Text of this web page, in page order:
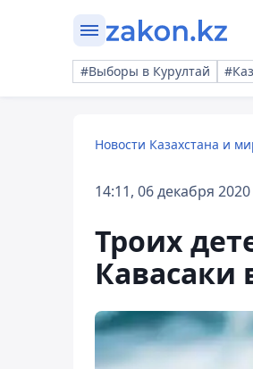
#Выборы в Курултай
Новости Казахстана и
14:11, 06 декабря 2020
Троих
Кавасаки